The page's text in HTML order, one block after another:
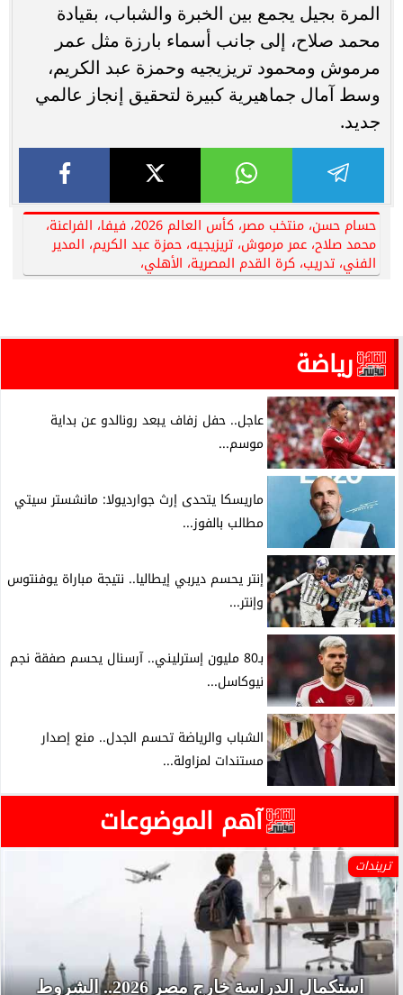
المرة بجيل يجمع بين الخبرة والشباب، بقيادة
محمد صلاح، إلى جانب أسماء بارزة مثل عمر
مرموش ومحمود تريزيجيه وحمزة عبد الكريم،
وسط آمال جماهيرية كبيرة لتحقيق إنجاز عالمي
جديد.
حسام حسن، منتخب مصر، كأس العالم 2026، فيفا، الفراعنة،
محمد صلاح، عمر مرموش، تريزيجيه، حمزة عبد الكريم، المدير
الفني، تدريب، كرة القدم المصرية، الأهلي،
رياضة
عاجل.. حفل زفاف يبعد رونالدو عن بداية
موسم...
ماريسكا يتحدى إرث جوارديولا: مانشستر سيتي
مطالب بالفوز...
إنتر يحسم ديربي إيطاليا.. نتيجة مباراة يوفنتوس
وإنتر...
بـ80 مليون إسترليني.. آرسنال يحسم صفقة نجم
نيوكاسل...
الشباب والرياضة تحسم الجدل.. منع إصدار
مستندات لمزاولة...
آهم الموضوعات
تريندات
استكمال الدراسة خارج مصر 2026.. الشروط